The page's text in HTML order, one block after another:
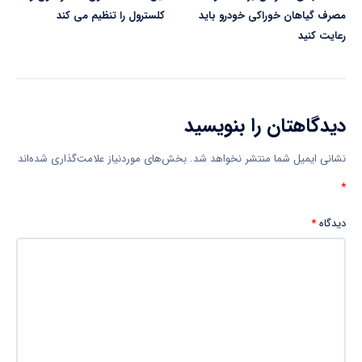
مصرف گیاهان خوراکی خودرو باید
رعایت کنید
کلسترول را تنظیم می کند
دیدگاهتان را بنویسید
نشانی ایمیل شما منتشر نخواهد شد. بخش‌های موردنیاز علامت‌گذاری شده‌اند
*
دیدگاه*